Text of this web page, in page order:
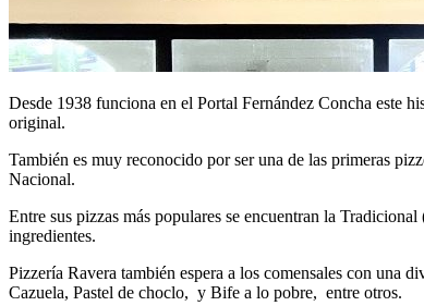
Desde 1938 funciona en el Portal Fernández Concha este
original.
También es muy reconocido por ser una de las primeras
Nacional.
Entre sus pizzas más populares se encuentran la
ingredientes.
Pizzería Ravera también espera a los comensales con una
Cazuela, Pastel de choclo, y Bife a lo pobre, entre otros.